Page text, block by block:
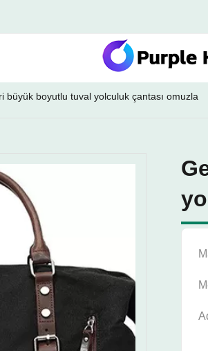
büyük boyutlu tuval yolculuk çantası omuzla